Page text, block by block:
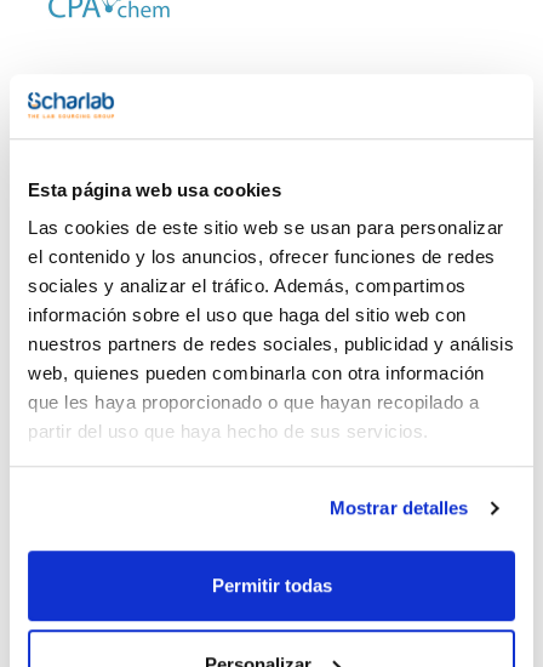
Esta página web usa cookies
Las cookies de este sitio web se usan para personalizar
el contenido y los anuncios, ofrecer funciones de redes
sociales y analizar el tráfico. Además, compartimos
información sobre el uso que haga del sitio web con
nuestros partners de redes sociales, publicidad y análisis
web, quienes pueden combinarla con otra información
que les haya proporcionado o que hayan recopilado a
partir del uso que haya hecho de sus servicios.
Mostrar detalles
Permitir todas
CPAF263511
Consulte la
producto
Características
Disolvente : Cyclohexane
Envase : Ampoule
Volumen : 1 mL
Composition:
Endosulfan-beta 100ug/ml [33213-65-9]
Endrin 100ug/ml [72-20-8]
Endosulfan-alpha 100ug/ml [959-98-8]
Gamma-HCH (Lindane) 100ug/ml [58-89-9]
Heptachlor 100ug/ml [76-44-8]
Hexachlorobenzene 100ug/ml [118-74-1]
Heptachlor-endo-epoxide 100ug/ml [28044-83-9]
Documentación técnica
TDS / Ficha técnica
COA
Regístrate para